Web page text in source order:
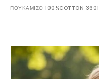
ΠΟΥΚΆΜΙΣΟ 100%COTTON 3601